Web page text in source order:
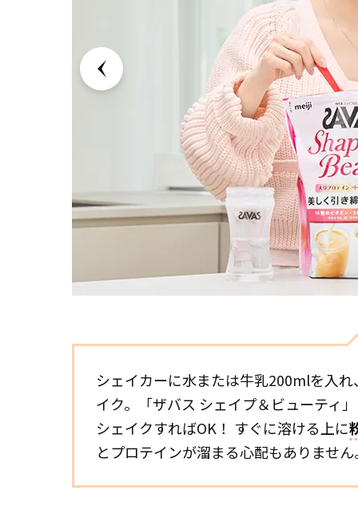
シェイカーに水または牛乳200mlを入
イク。「ザバス シェイプ＆ビューティ
シェイクすればOK！ すぐに溶ける上に
とプロテインが溜まる心配もありません